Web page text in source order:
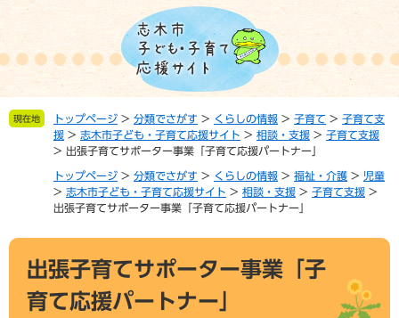
の
で
ー
ば 現在地 トップページ > 分類でさがす > くらしの情報 > 子育て > 子育て支
援 > 志木市子ども・子育て応援サイト > 相談・支援 > 子育て支援
> 出張子育てサポーター事業「子育て応援パートナー」
トップページ > 分類でさがす > くらしの情報 > 福祉・介護 > 児童
> 志木市子ども・子育て応援サイト > 相談・支援 > 子育て支援 >
出張子育てサポーター事業「子育て応援パートナー」
本
出張子育てサポーター事業「子
育て応援パートナー」